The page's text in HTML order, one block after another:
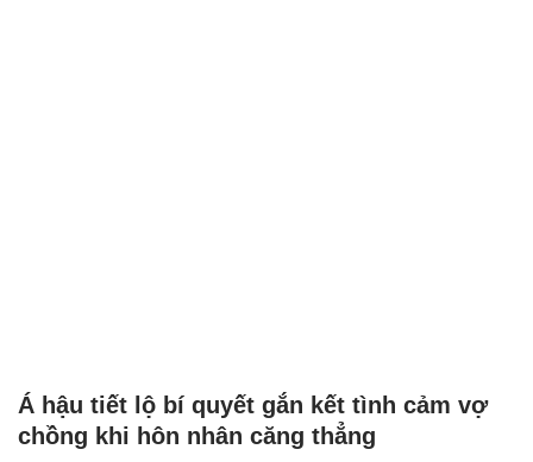
Á hậu tiết lộ bí quyết gắn kết tình cảm vợ
chồng khi hôn nhân căng thẳng